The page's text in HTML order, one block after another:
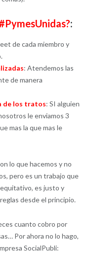
:
de cada miembro y
: Atendemos las
de manera
de los tratos: SI alguien
le enviamos 3
mas la que mas le
lo que hacemos y no
pero es un trabajo que
es justo y
desde el principio.
cuanto cobro por
Por ahora no lo hago,
SocialPubli: